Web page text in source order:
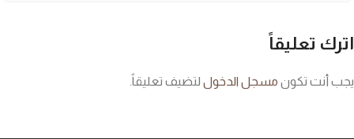
اترك تعليقاً
يجب أنت تكون مسجل الدخول لتضيف تعليقاً.